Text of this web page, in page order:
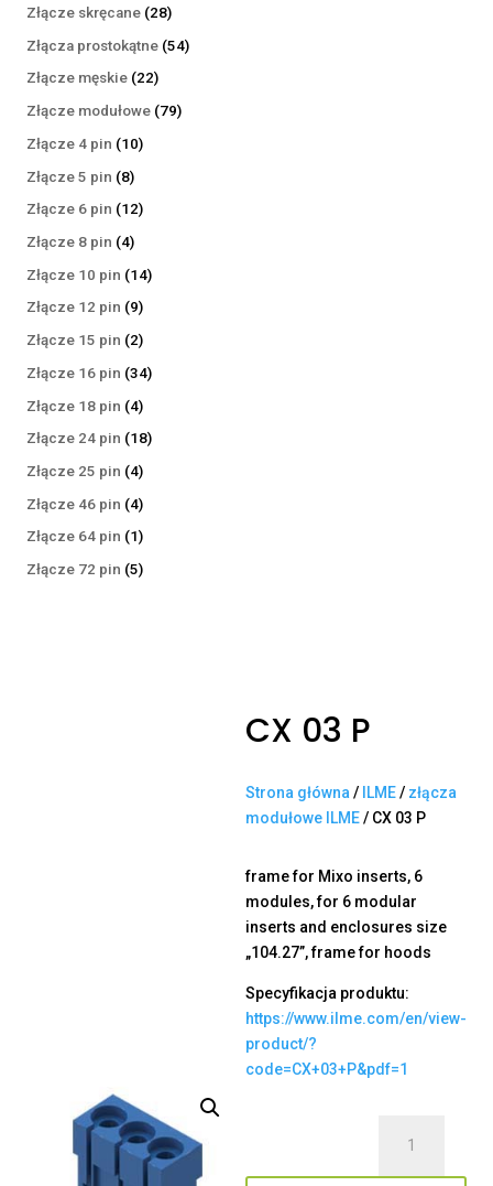
Złącze skręcane 2828
produktów
Złącza prostokątne 5454
Złącze męskie 2222
produkty
Złącze modułowe 7979
Złącze 4 pin 1010
Złącze 5 pin 88
produktów
Złącze 6 pin 1212
Złącze 8 pin 44
produkty
Złącze 10 pin 1414
Złącze 12 pin 99
produktów
Złącze 15 pin 22
produkty
Złącze 16 pin 3434
Złącze 18 pin 44
produkty
Złącze 24 pin 1818
Złącze 25 pin 44
produkty
Złącze 46 pin 44
produkty
Złącze 64 pin 11
produkt
Złącze 72 pin 55
CX 03 P
Strona główna / ILME/ złącza
modułowe ILME/ CX 03 P
frame for Mixo inserts, 6
modules, for 6 modular
inserts and enclosures size
„104.27”, frame for hoods
Specyfikacja produktu:
https://www.ilme.com/en/view-
product/?
code=CX+03+P&pdf=1
03